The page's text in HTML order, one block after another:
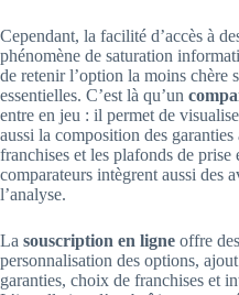
Cependant, la facilité d’accès à
phénomène de saturation
de retenir l’option la moins chère
essentielles. C’est là qu’un
entre en jeu : il permet de
aussi la composition des
franchises et les plafonds de prise
comparateurs intègrent aussi des
l’analyse.
La souscription en ligne offre
personnalisation des options,
garanties, choix de franchises et